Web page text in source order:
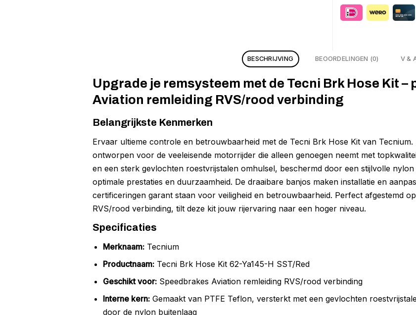
BESCHRIJVING BEOORDELINGEN (0) V &
Upgrade je remsysteem met de Tecni Brk Hose Kit
Aviation remleiding RVS/rood verbinding
Belangrijkste Kenmerken
Ervaar ultieme controle en betrouwbaarheid met de Tecni Brk Hose Kit van
ontworpen voor de veeleisende motorrijder die alleen genoegen neemt met
en een sterk gevlochten roestvrijstalen omhulsel, beschermd door een stijlvolle
optimale prestaties en duurzaamheid. De draaibare banjos maken installatie en
certificeringen garant staan voor veiligheid en betrouwbaarheid. Perfect afgestemd
RVS/rood verbinding, tilt deze kit jouw rijervaring naar een hoger niveau.
Specificaties
Merknaam:Tecnium
Productnaam:Tecni Brk Hose Kit 62-Ya145-H SST/Red
Geschikt voor:Speedbrakes Aviation remleiding RVS/rood verbinding
Interne kern:Gemaakt van PTFE Teflon, versterkt met een gevlochten
door de nylon buitenlaag